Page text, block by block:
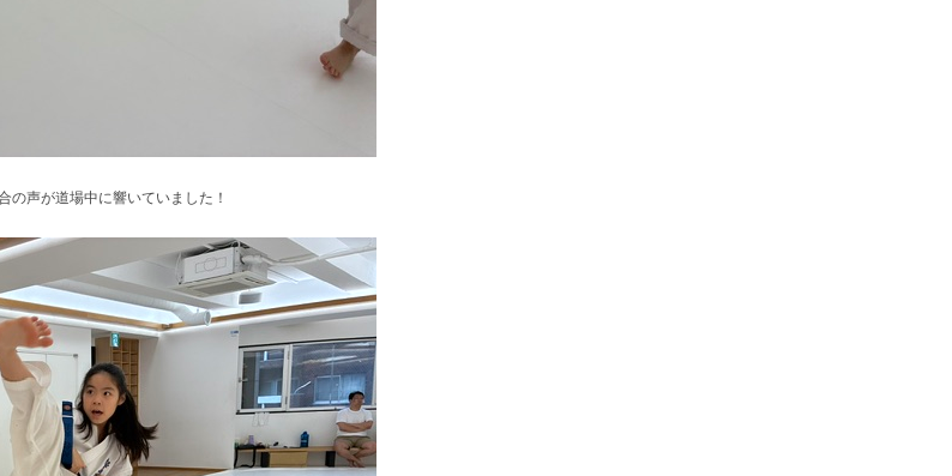
声が道場中に響いていました！